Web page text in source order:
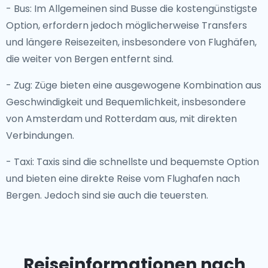
- Bus: Im Allgemeinen sind Busse die kostengünstigste
Option, erfordern jedoch möglicherweise Transfers
und längere Reisezeiten, insbesondere von Flughäfen,
die weiter von Bergen entfernt sind.
- Zug: Züge bieten eine ausgewogene Kombination aus
Geschwindigkeit und Bequemlichkeit, insbesondere
von Amsterdam und Rotterdam aus, mit direkten
Verbindungen.
- Taxi: Taxis sind die schnellste und bequemste Option
und bieten eine direkte Reise vom Flughafen nach
Bergen. Jedoch sind sie auch die teuersten.